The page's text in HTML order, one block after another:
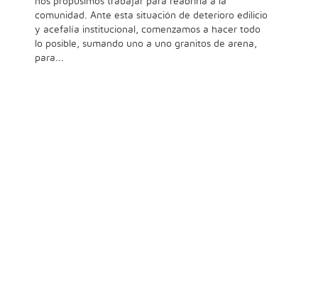
comunidad. Ante esta situación de deterioro edilicio
y acefalía institucional, comenzamos a hacer todo
lo posible, sumando uno a uno granitos de arena,
para...